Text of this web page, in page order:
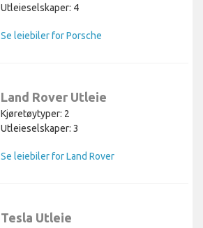
Utleieselskaper: 4
Se leiebiler for Porsche
Land Rover Utleie
Kjøretøytyper: 2
Utleieselskaper: 3
Se leiebiler for Land Rover
Tesla Utleie